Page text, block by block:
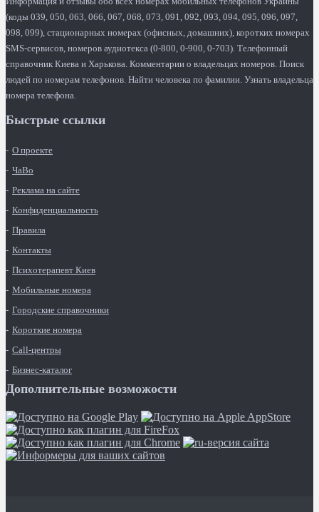
(коды 039, 050, 063, 066, 067, 068, 073, 091, 092, 093, 094, 095, 096, 097,
098, 099), стационарных номерах (офисных, домашних), коротких номерах
SMS-сервисов, номеров аудиотекса (0-800, 0-900, 0-703). Телефонный
справочник Киева и Харькова. Комментарии о владельцах номеров. Поиск
людей по номерам телефонов. Найти человека по фамилии. Узнать владельца
номера телефона.
Быстрые ссылки
О проекте
ЧаВо
Реклама на сайте
Конфиденциальность
Правила
Контакты
Психотерапевт Киев
Мобильные номера
Городские справочники
Короткие номера
Call-центры
Бизнес-каталог
Дополнительные возможости